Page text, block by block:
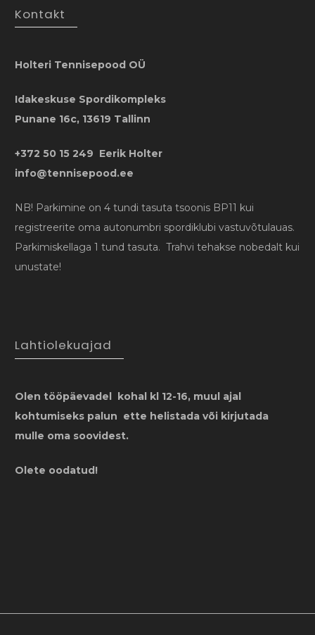
Kontakt
Holteri Tennisepood OÜ
Idakeskuse Spordikompleks
Punane 16c, 13619 Tallinn
+372 50 15 249 Eerik Holter
info@tennisepood.ee
NB! Parkimine on 4 tundi tasuta tsoonis BP11 kui
registreerite oma autonumbri spordiklubi vastuvõtulauas.
Parkimiskellaga 1 tund tasuta. Trahvi tehakse nobedalt kui
unustate!
Lahtiolekuajad
Olen tööpäevadel kohal kl 12-16, muul ajal
kohtumiseks palun ette helistada või kirjutada
mulle oma soovidest.
Olete oodatud!